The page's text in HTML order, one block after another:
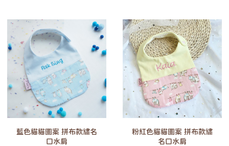
藍色貓貓圖案 拼布款繡名
口水肩
粉紅色貓貓圖案 拼布款繡
名口水肩